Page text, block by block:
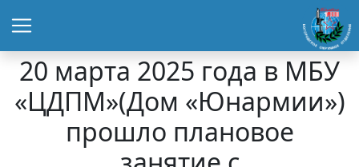
20 марта 2025 года в МБУ
«ЦДПМ»(Дом «Юнармии»)
прошло плановое